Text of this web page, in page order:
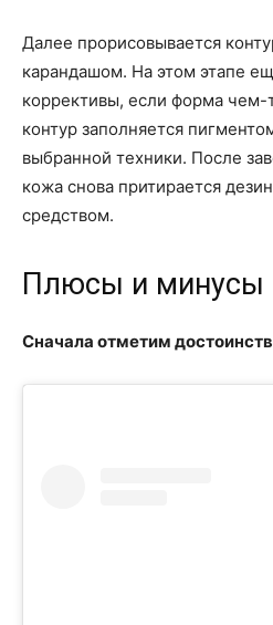
Далее прорисовывается
карандашом. На этом этапе
коррективы, если форма чем-
контур заполняется
выбранной техники. После
кожа снова притирается
средством.
Плюсы и минусы
Сначала отметим